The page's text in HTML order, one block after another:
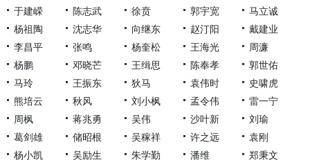
于建嵘
陈志武 徐贲 郭宇宽
马立诚
杨祖陶
沈志华 向继东 赵汀阳
戴建业
李昌平
张鸣 杨奎松 王海光
周濂
杨鹏
邓晓芒 王缉思 陈奉孝
郭世佑
马玲
王振东 狄马 袁伟时
史啸虎
熊培云
秋风 刘小枫 孟令伟
雷一宁
周枫
蒋兆勇 吴伟 沙叶新
刘瑜
葛剑雄
储昭根 吴稼祥 许之远
袁刚
杨小凯
吴励生 朱学勤 潘维 郑秉文